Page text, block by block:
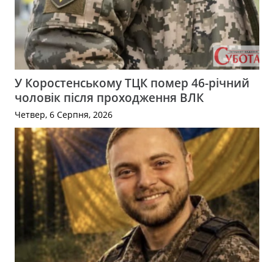
У Коростенському ТЦК помер 46-річний
чоловік після проходження ВЛК
Четвер, 6 Серпня, 2026